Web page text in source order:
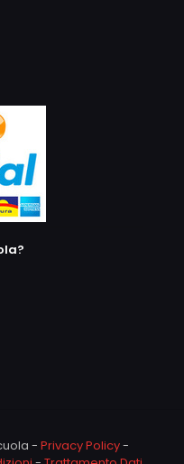
- Privacy Policy-